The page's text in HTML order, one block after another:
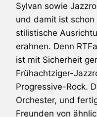
Sylvan sowie
und damit ist
stilistische
erahnen. Denn
ist mit Sicherheit
Frühachtziger-
Progressive-Rock.
Orchester, und
Freunden von